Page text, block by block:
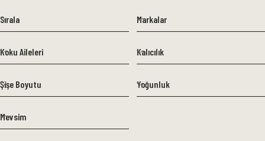
Sırala Markalar
Koku Aileleri Kalıcılık
Şişe Boyutu Yoğunluk
Mevsim